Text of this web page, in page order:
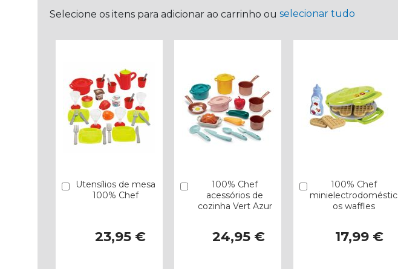
Selecione os itens para adicionar ao carrinho ou selecionar tudo
Utensílios de mesa
100% Chef
23,95 €
Comprar
100% Chef
acessórios de
cozinha Vert Azur
24,95 €
Comprar
100% Chef
minielectrodoméstic
os waffles
17,99 €
Comprar